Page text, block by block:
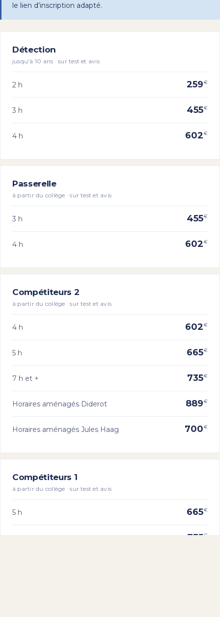
le lien d’inscription adapté.
Détection
jusqu'à 10 ans · sur test et avis
2 h 259€
3 h 455€
4 h 602€
Passerelle
à partir du collège · sur test et avis
3 h 455€
4 h 602€
Compétiteurs 2
à partir du collège · sur test et avis
4 h 602€
5 h 665€
7 h et + 735€
Horaires aménagés Diderot 889€
Horaires aménagés Jules Haag 700€
Compétiteurs 1
à partir du collège · sur test et avis
5 h 665€
735 €